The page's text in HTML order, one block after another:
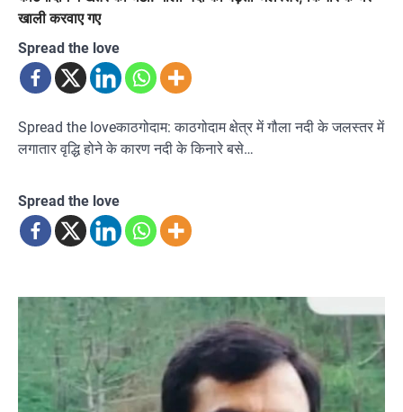
खाली करवाए गए
Spread the love
Spread the loveकाठगोदाम: काठगोदाम क्षेत्र में गौला नदी के जलस्तर में
लगातार वृद्धि होने के कारण नदी के किनारे बसे…
Spread the love